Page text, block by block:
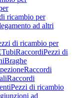
ricambio per
ad altri
di ricambio per
TubiRaccordiPezzi di
Braghe
Raccordi
Raccordi
Pezzi di ricambio
ad